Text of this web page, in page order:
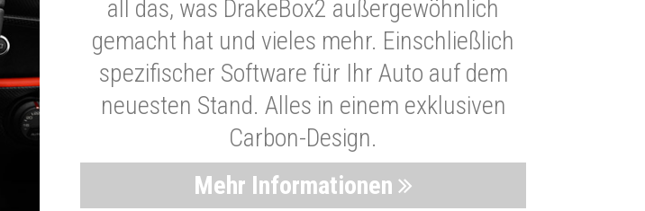
all das, was DrakeBox2 außergewöhnlich
gemacht hat und vieles mehr. Einschließlich
spezifischer Software für Ihr Auto auf dem
neuesten Stand. Alles in einem exklusiven
Carbon-Design.
Mehr Informationen